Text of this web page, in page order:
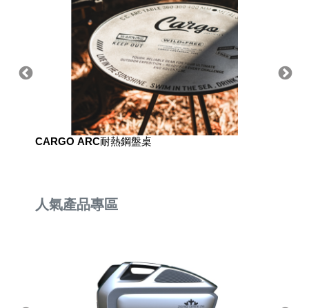
CARGO ARC耐熱鋼盤桌
人氣產品專區